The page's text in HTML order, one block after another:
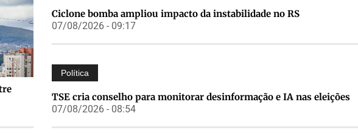
Ciclone bomba ampliou impacto da instabilidade no RS
07/08/2026 - 09:17
Política
TSE cria conselho para monitorar desinformação e IA nas eleições
07/08/2026 - 08:54